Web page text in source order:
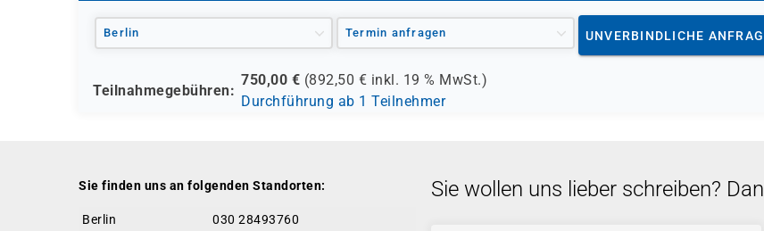
Berlin Termin anfragen UNVERBINDLICHE
Teilnahmegebühren:
750,00 € (892,50 € inkl. 19 % MwSt.)
Durchführung ab 1 Teilnehmer
Sie finden uns an folgenden Standorten:
Berlin
030 28493760
Sie wollen uns lieber schreiben?